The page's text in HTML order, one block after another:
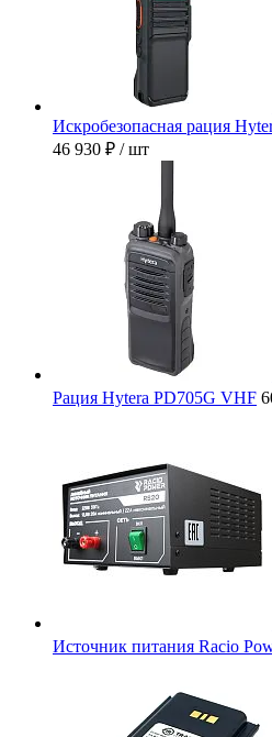
Искробезопасная рация
46 930 ₽ / шт
Рация Hytera PD705G VHF
Источник питания Racio